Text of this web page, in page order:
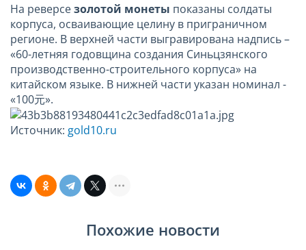
На реверсезолотой монеты показаны солдаты
корпуса, осваивающие целину в приграничном
регионе. В верхней части выгравирована надпись –
«60-летняя годовщина создания Синьцзянского
производственно-строительного корпуса» на
китайском языке. В нижней части указан номинал -
«100元».
Источник: gold10.ru
Похожие новости